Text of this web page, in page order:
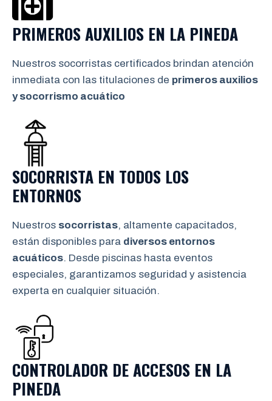
PRIMEROS AUXILIOS EN LA PINEDA
Nuestros socorristas certificados brindan atención
inmediata con las titulaciones de primeros auxilios
y socorrismo acuático
SOCORRISTA EN TODOS LOS
ENTORNOS
Nuestros socorristas, altamente capacitados,
están disponibles para diversos entornos
acuáticos. Desde piscinas hasta eventos
especiales, garantizamos seguridad y asistencia
experta en cualquier situación.
CONTROLADOR DE ACCESOS EN LA
PINEDA